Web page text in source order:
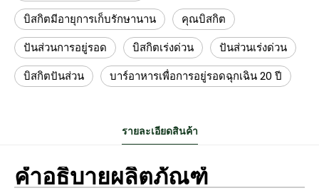
บิสกิตมีอายุการเก็บรักษานาน
คุณบิสกิต
ปันส่วนการอยู่รอด
บิสกิตเร่งด่วน
ปันส่วนเร่งด่วน
บิสกิตปันส่วน
บาร์อาหารเพื่อการอยู่รอดฉุกเฉิน 20 ปี
รายละเอียดสินค้า
คำอธิบายผลิตภัณฑ์